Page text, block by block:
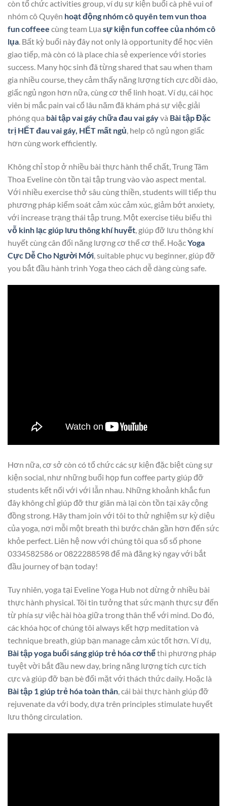
còn tổ chức activities group, ví dụ sự kiện buổi cà phê vui of
nhóm cô Quyên hoạt động nhóm cô quyên tem vun thoa
fun coffeee cùng team Lụa sự kiện fun coffee của nhóm cô
lụa. Bất kỳ buổi này đây not only là opportunity để học viên
giao tiếp, mà còn có là place chia sẻ experience với stories
success. Many học sinh đã từng shared that sau when tham
gia nhiều course, they cảm thấy năng lượng tích cực dồi dào,
giấc ngủ ngon hơn nữa, cùng cơ thể linh hoạt. Ví dụ, cái học
viên bị mắc pain vai cổ lâu năm đã khám phá sự việc giải
phóng qua bài tập vai gáy chữa đau vai gáyvà Bài tập Đặc
trị HẾT đau vai gáy, HẾT mất ngủ, help cô ngủ ngon giấc
hơn cùng work efficiently.
Không chỉ stop ở nhiều bài thực hành thể chất, Trung Tâm
Thoa Eveline còn tồn tại tập trung vào vào aspect mental.
Với nhiều exercise thở sâu cùng thiền, students will tiếp thu
phương pháp kiểm soát cảm xúc cảm xúc, giảm bớt anxiety,
với increase trạng thái tập trung. Một exercise tiêu biểu thì
vỗ kinh lạc giúp lưu thông khí huyết , giúp đỡ lưu thông khí
huyết cùng cân đối năng lượng cơ thể cơ thể. HoặcYoga
Cực Dễ Cho Người Mới , suitable phục vụ beginner, giúp đỡ
you bắt đầu hành trình Yoga theo cách dễ dàng cùng safe.
Hơn nữa, cơ sở còn có tổ chức các sự kiện đặc biệt cùng sự
kiện social, như những buổi họp fun coffee party giúp đỡ
students kết nối với với lẫn nhau. Những khoảnh khắc fun
đây không chỉ giúp đỡ thư giãn mà lại còn tồn tại xây cộng
đồng strong. Hãy tham join với tôi to thử nghiệm sự kỳ diệu
của yoga, nơi mỗi một breath thì bước chân gần hơn đến sức
khỏe perfect. Liên hệ now với chúng tôi qua số số phone
0334582586 or 0822288598 để mà đăng ký ngay với bắt
đầu journey of bạn today!
Tuy nhiên, yoga tại Eveline Yoga Hub not dừng ở nhiều bài
thực hành physical. Tôi tin tưởng that sức mạnh thực sự đến
từ phía sự việc hài hòa giữa trong thân thể với mind. Do đó,
các khóa học of chúng tôi always kết hợp meditation và
technique breath, giúp bạn manage cảm xúc tốt hơn. Ví dụ,
Bài tập yoga buổi sáng giúp trẻ hóa cơ thểthì phương pháp
tuyệt vời bắt đầu new day, bring năng lượng tích cực tích
cực và giúp đỡ bạn bè đối mặt với thách thức daily. Hoặc là
Bài tập 1 giúp trẻ hóa toàn thân, cái bài thực hành giúp đỡ
rejuvenate da với body, dựa trên principles stimulate huyết
lưu thông circulation.